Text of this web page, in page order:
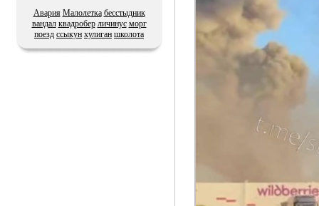
Авария Малолетка бесстыдник
вандал квадробер личинус морг
поезд ссыкун хулиган школота